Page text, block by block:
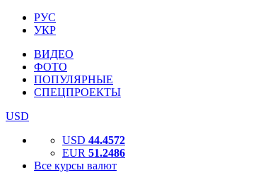
РУС
УКР
ВИДЕО
ФОТО
ПОПУЛЯРНЫЕ
СПЕЦПРОЕКТЫ
USD
USD 44.4572
EUR 51.2486
Все курсы валют